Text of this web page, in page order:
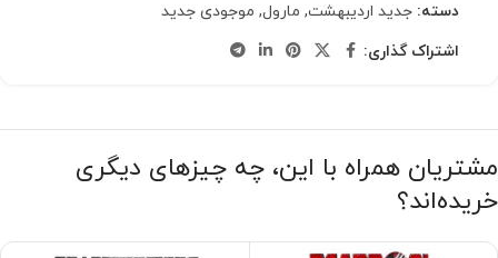
دسته: جدید اردیبهشت, مارول, موجودی جدید
اشتراک گذاری:
مشتریان همراه با این، چه چیزهای دیگری
خریده‌اند؟